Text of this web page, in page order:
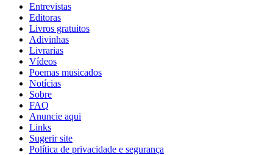
Entrevistas
Editoras
Livros gratuitos
Adivinhas
Livrarias
Vídeos
Poemas musicados
Notícias
Sobre
FAQ
Anuncie aqui
Links
Sugerir site
Política de privacidade e segurança